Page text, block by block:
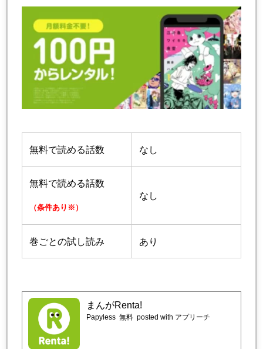
無料で読める話数 なし
無料で読める話数
（条件あり※）
なし
巻ごとの試し読み あり
まんがRenta!
Papyless 無料 posted with アプリーチ